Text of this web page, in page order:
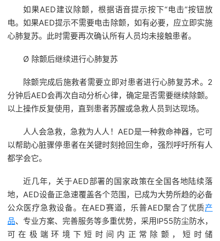
如果AED建议除颤，根据语音提示按下“电击”按钮放
电。如果AED提示不需要电击除颤，如有必要，应立即实施
心肺复苏。此时需要再次确认所有人员均未接触患者。
Ø 除颤后继续进行心肺复苏
除颤完成后施救者需要立即对患者进行心肺复苏术。2
分钟后AED会再次自动分析心律，确定是否需要继续除颤。
以上操作反复使用，直到患者苏醒或急救人员到达现场。
人人会急救，急救为人人！AED是一种救命神器，它可
以帮助心脏骤停患者在关键时刻抢回生命，强烈呼吁所有人
都学会它。
近几年，关于AED部署的国家政策在全国各地陆续落
地，AED设备正急速覆盖各个范围，已成为大势所趋的必备
公众医疗急救设备。在AED赛道，乐普AED聚合了优质产
品、专业方案、完善服务等多重优势，采用IP55防尘防水，
可在极端环境下短时间内正常除颤，短时储